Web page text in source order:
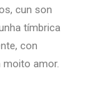
cun son
tímbrica
con
moito amor.